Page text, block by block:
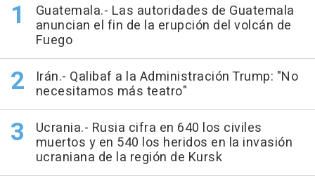
Guatemala.- Las autoridades de Guatemala
anuncian el fin de la erupción del volcán de
Fuego
Irán.- Qalibaf a la Administración Trump: "No
necesitamos más teatro"
Ucrania.- Rusia cifra en 640 los civiles
muertos y en 540 los heridos en la invasión
ucraniana de la región de Kursk